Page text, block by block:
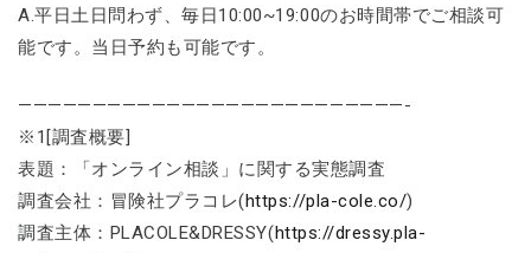
A.平日土日問わず、毎日10:00~19:00のお時間帯でご相談可
能です。当日予約も可能です。
——————————————————————————-
※1[調査概要]
表題：「オンライン相談」に関する実態調査
調査会社：冒険社プラコレ(https://pla-cole.co/)
調査主体：PLACOLE&DRESSY(https://dressy.pla-